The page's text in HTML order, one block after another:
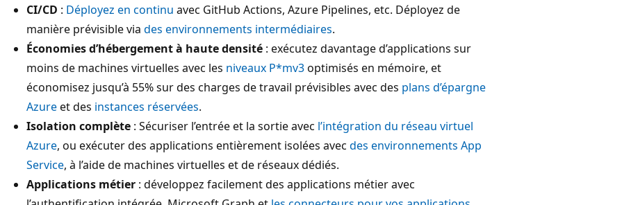
CI/CD : Déployez en continu avec GitHub Actions, Azure Pipelines, etc. Déployez de
manière prévisible via des environnements intermédiaires.
Économies d’hébergement à haute densité : exécutez davantage d’applications sur
moins de machines virtuelles avec les niveaux P*mv3optimisés en mémoire, et
économisez jusqu’à 55% sur des charges de travail prévisibles avec des plans d’épargne
Azureet des instances réservées.
Isolation complète : Sécuriser l’entrée et la sortie avec l’intégration du réseau virtuel
Azure, ou exécuter des applications entièrement isolées avec des environnements App
Service, à l’aide de machines virtuelles et de réseaux dédiés.
Applications métier : développez facilement des applications métier avec